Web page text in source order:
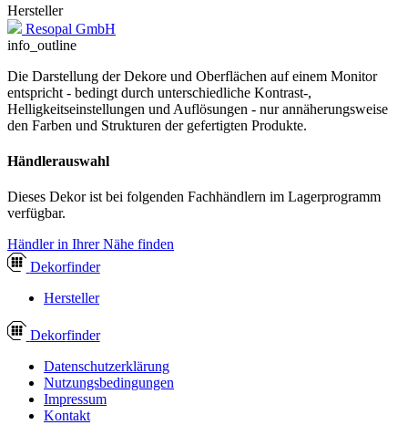
Hersteller
Resopal GmbH
info_outline
Die Darstellung der Dekore und Oberflächen auf einem Monitor
entspricht - bedingt durch unterschiedliche Kontrast-,
Helligkeitseinstellungen und Auflösungen - nur annäherungsweise
den Farben und Strukturen der gefertigten Produkte.
Händlerauswahl
Dieses Dekor ist bei folgenden Fachhändlern im Lagerprogramm
verfügbar.
Händler in Ihrer Nähe finden
Dekorfinder
Hersteller
Dekorfinder
Datenschutzerklärung
Nutzungsbedingungen
Impressum
Kontakt